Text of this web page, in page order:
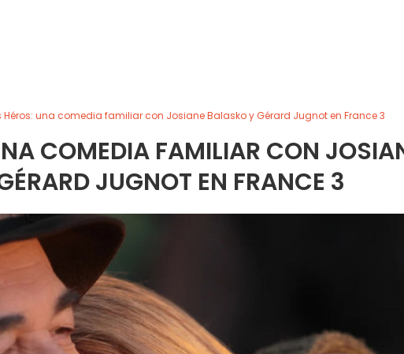
Héros: una comedia familiar con Josiane Balasko y Gérard Jugnot en France 3
COMEDIA FAMILIAR CON
JUGNOT EN FRANCE 3